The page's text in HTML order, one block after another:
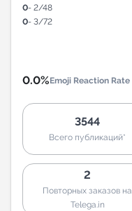
0- 2/48
0- 3/72
0.0%Emoji Reaction Rate
3544
Всего публикаций*
2
Повторных заказов на
Telega.in